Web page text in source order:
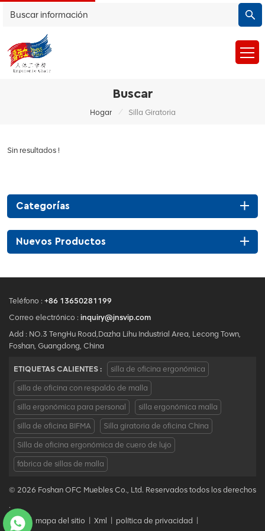
Buscar
Hogar / Silla Giratoria
Sin resultados !
Categorías
Nuevos Productos
Teléfono : +86 13650281199
Correo electrónico : inquiry@jnsvip.com
Add : NO.3 TengHu Road,Dazha Lihu Industrial Area, Lecong Town,
Foshan, Guangdong, China
ETIQUETAS CALIENTES : silla de oficina ergonómica
silla de oficina con respaldo de malla
silla ergonómica para personal silla ergonómica malla
silla de oficina BIFMA Silla giratoria de oficina China
Silla de oficina ergonómica de cuero de lujo
fábrica de sillas de malla
© 2026 Foshan OFC Muebles Co., Ltd. Reservados todos los derechos
.
Blog
| mapa del sitio Xml política de privacidad